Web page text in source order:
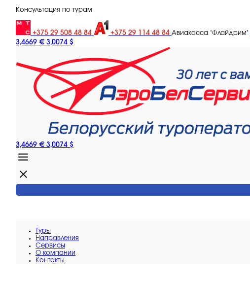
Консультация по турам
+375 29 508 48 84 +375 29 114 48 84 Авиакасса "Флайдрим"
3,4669 € 3,0074 $
3,4669 € 3,0074 $
Туры
Направления
Сервисы
O компании
Контакты